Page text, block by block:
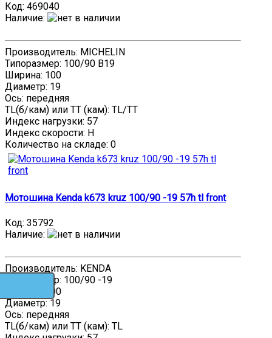
Код: 469040
Наличие:
Производитель: MICHELIN
Типоразмер: 100/90 B19
Ширина: 100
Диаметр: 19
Ось: передняя
TL(б/кам) или TT (кам): TL/TT
Индекс нагрузки: 57
Индекс скорости: H
Количество на складе: 0
Мотошина Kenda k673 kruz 100/90 -19 57h tl front
Код: 35792
Наличие:
Производитель: KENDA
Типоразмер: 100/90 -19
Ширина: 100
Диаметр: 19
Ось: передняя
TL(б/кам) или TT (кам): TL